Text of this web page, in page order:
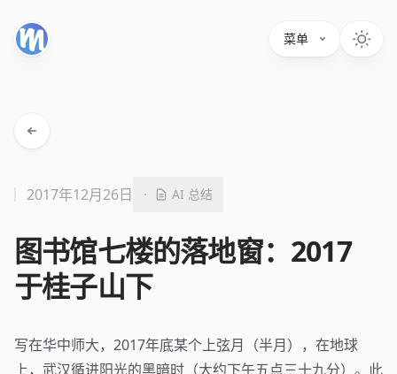
菜单
图书馆七楼的落地窗：2017
于桂子山下
2017年12月26日 · AI 总结
写在华中师大，2017年底某个上弦月（半月），在地球
上，武汉循进阳光的黑暗时（大约下午五点三十九分）。此